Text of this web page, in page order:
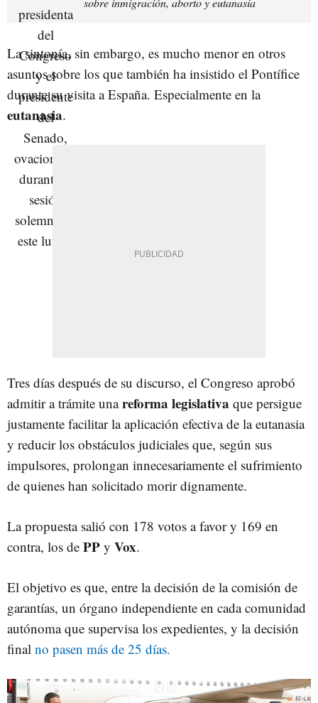
La sintonía, sin embargo, es mucho menor en otros
asuntos sobre los que también ha insistido el Pontífice
durante su visita a España. Especialmente en la
eutanasia.
Tres días después de su discurso, el Congreso aprobó
admitir a trámite unareforma legislativa que persigue
justamente facilitar la aplicación efectiva de la eutanasia
y reducir los obstáculos judiciales que, según sus
impulsores, prolongan innecesariamente el sufrimiento
de quienes han solicitado morir dignamente.
La propuesta salió con 178 votos a favor y 169 en
contra, los de PP y Vox.
El objetivo es que, entre la decisión de la comisión de
garantías, un órgano independiente en cada comunidad
autónoma que supervisa los expedientes, y la decisión
final no pasen más de 25 días.